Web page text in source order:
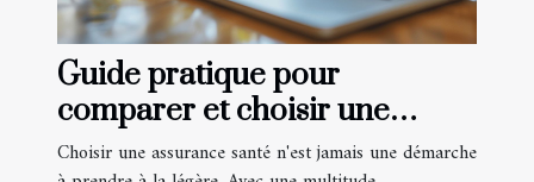
Guide pratique pour
comparer et choisir une
assurance santé en ligne
Choisir une assurance santé n'est jamais une démarche